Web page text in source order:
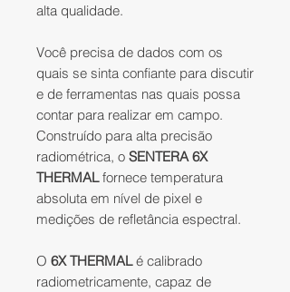
alta qualidade.
Você precisa de dados com os
quais se sinta confiante para discutir
e de ferramentas nas quais possa
contar para realizar em campo.
Construído para alta precisão
radiométrica, o SENTERA6X
THERMALfornece temperatura
absoluta em nível de pixel e
medições de refletância espectral.
O 6X THERMALé calibrado
radiometricamente, capaz de